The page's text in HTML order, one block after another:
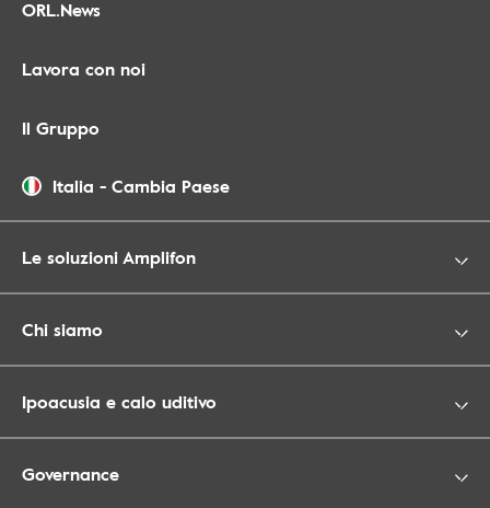
ORL.News
Lavora con noi
Il Gruppo
Italia - Cambia Paese
Le soluzioni Amplifon
Chi siamo
Ipoacusia e calo uditivo
Governance